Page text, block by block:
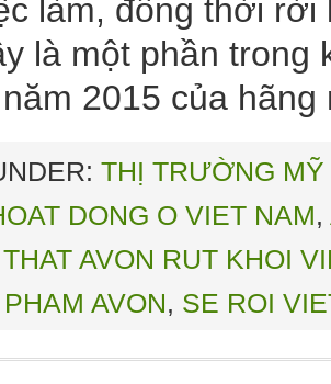
làm, đồng thời
là một phần trong
2015 của hãng
THỊ TRƯỜNG
DONG O VIET NAM,
AVON RUT KHOI
AVON, SE ROI